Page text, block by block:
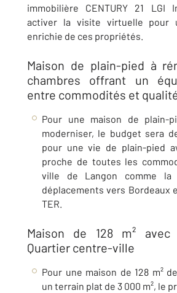
immobilière CENTURY 21 LGI
activer la visite virtuelle pour
enrichie de ces propriétés.
Maison de plain-pied à
chambres offrant un
entre commodités et
Pour une maison de plain-
moderniser, le budget sera
pour une vie de plain-pied
proche de toutes les
ville de Langon comme
déplacements vers Bordeaux
TER.
Maison de 128 m² avec
Quartier centre-ville
Pour une maison de 128 m²
un terrain plat de 3 000 m², le